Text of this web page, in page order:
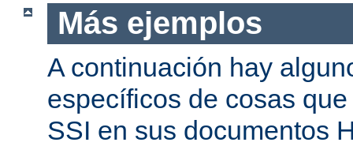
Más ejemplos
A continuación hay
específicos de cosas
SSI en sus documentos